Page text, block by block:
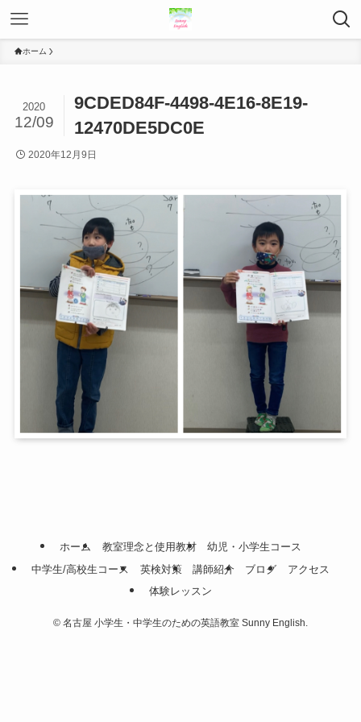
ホーム
9CDED84F-4498-4E16-8E19-
12470DE5DC0E
2020
12/09
2020年12月9日
ホーム 教室理念と使用教材
幼児・小学生コース
中学生/高校生コース
英検対策 講師紹介 ブログ
アクセス
体験レッスン
© 名古屋 小学生・中学生のための英語教室 Sunny English.